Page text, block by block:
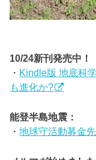
10/24新刊発売中！
・ Kindle版 地底科
も進化か?
能登半島地震：
・地球守活動募金先